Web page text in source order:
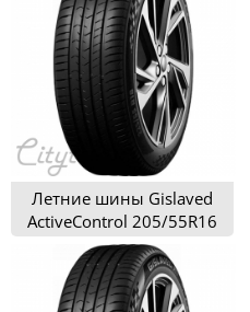
Летние шины Gislaved
ActiveControl 205/55R16